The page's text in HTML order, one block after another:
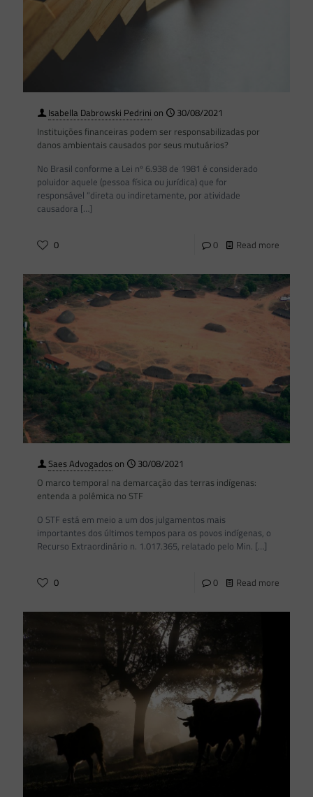
Isabella Dabrowski Pedrini on
30/08/2021
Instituições financeiras podem ser responsabilizadas por
danos ambientais causados por seus mutuários?
No Brasil conforme a Lei nº 6.938 de 1981 é considerado
poluidor aquele (pessoa física ou jurídica) que for
responsável “direta ou indiretamente, por atividade
causadora […]
0 0 Read more
Saes Advogadoson
30/08/2021
O marco temporal na demarcação das terras indígenas:
entenda a polêmica no STF
O STF está em meio a um dos julgamentos mais
importantes dos últimos tempos para os povos indígenas, o
Recurso Extraordinário n. 1.017.365, relatado pelo Min. […]
0 0 Read more